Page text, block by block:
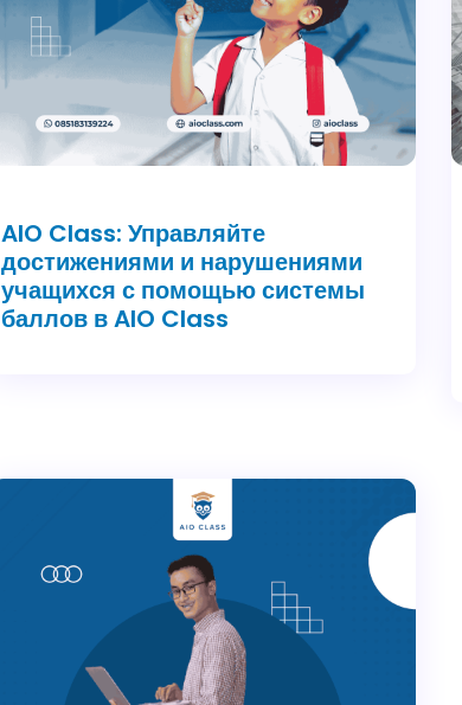
AIO Class: Управляйте
достижениями и нарушениями
учащихся с помощью системы
баллов в AIO Class